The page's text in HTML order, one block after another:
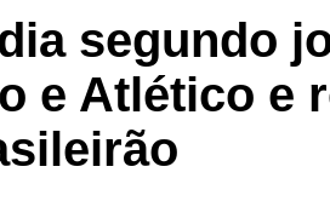
segundo
e Atlético e